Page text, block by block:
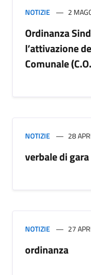
NOTIZIE 2
Ordinanza
l’attivazione
Comunale
NOTIZIE 28
verbale di gara
NOTIZIE 27
ordinanza